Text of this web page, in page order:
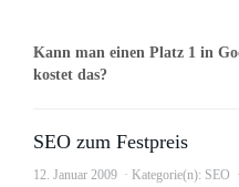
Kann man einen Platz 1 in
kostet das?
SEO zum Festpreis
12. Januar 2009 Kategorie(n): SEO